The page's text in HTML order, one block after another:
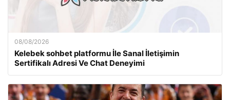
08/08/2026
Kelebek sohbet platformu İle Sanal İletişimin
Sertifikalı Adresi Ve Chat Deneyimi